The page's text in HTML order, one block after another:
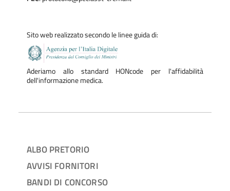
Sito web realizzato secondo le linee guida di:
Aderiamo allo standard HONcode per l'affidabilità
dell'informazione medica.
ALBO PRETORIO
AVVISI FORNITORI
BANDI DI CONCORSO